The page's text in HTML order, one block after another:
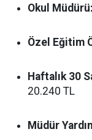
Okul Müdürü:
Özel Eğitim
Haftalık 30
20.240 TL
Müdür